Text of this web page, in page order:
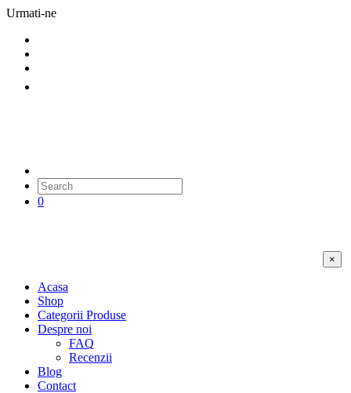
Urmati-ne
0
×
Acasa
Shop
Categorii Produse
Despre noi
FAQ
Recenzii
Blog
Contact